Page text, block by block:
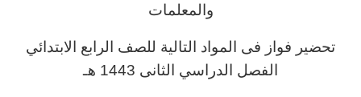
والمعلمات
تحضير فواز فى المواد التالية للصف الرابع الابتدائي
الفصل الدراسي الثانى 1443 هـ